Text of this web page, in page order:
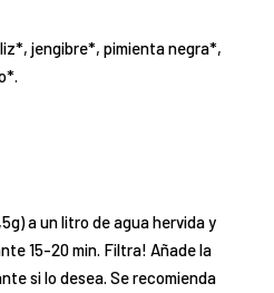
jengibre*, pimienta negra*,
a un litro de agua hervida y
15-20 min. Filtra! Añade la
si lo desea. Se recomienda